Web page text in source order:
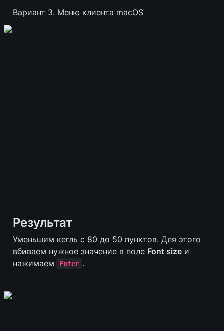
Вариант 3. Меню клиента macOS
Результат
Уменьшим кегль с 80 до 50 пунктов. Для этого
вбиваем нужное значение в поле Font size и
нажимаем
Enter .